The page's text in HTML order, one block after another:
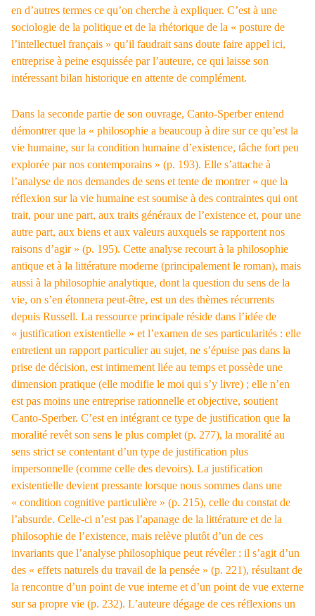
en d’autres termes ce qu’on cherche à expliquer. C’est à une
sociologie de la politique et de la rhétorique de la « posture de
l’intellectuel français » qu’il faudrait sans doute faire appel ici,
entreprise à peine esquissée par l’auteure, ce qui laisse son
intéressant bilan historique en attente de complément.
Dans la seconde partie de son ouvrage, Canto-Sperber entend
démontrer que la « philosophie a beaucoup à dire sur ce qu’est la
vie humaine, sur la condition humaine d’existence, tâche fort peu
explorée par nos contemporains » (p. 193). Elle s’attache à
l’analyse de nos demandes de sens et tente de montrer « que la
réflexion sur la vie humaine est soumise à des contraintes qui ont
trait, pour une part, aux traits généraux de l’existence et, pour une
autre part, aux biens et aux valeurs auxquels se rapportent nos
raisons d’agir » (p. 195). Cette analyse recourt à la philosophie
antique et à la littérature moderne (principalement le roman), mais
aussi à la philosophie analytique, dont la question du sens de la
vie, on s’en étonnera peut-être, est un des thèmes récurrents
depuis Russell. La ressource principale réside dans l’idée de
« justification existentielle » et l’examen de ses particularités : elle
entretient un rapport particulier au sujet, ne s’épuise pas dans la
prise de décision, est intimement liée au temps et possède une
dimension pratique (elle modifie le moi qui s’y livre) ; elle n’en
est pas moins une entreprise rationnelle et objective, soutient
Canto-Sperber. C’est en intégrant ce type de justification que la
moralité revêt son sens le plus complet (p. 277), la moralité au
sens strict se contentant d’un type de justification plus
impersonnelle (comme celle des devoirs). La justification
existentielle devient pressante lorsque nous sommes dans une
« condition cognitive particulière » (p. 215), celle du constat de
l’absurde. Celle-ci n’est pas l’apanage de la littérature et de la
philosophie de l’existence, mais relève plutôt d’un de ces
invariants que l’analyse philosophique peut révéler : il s’agit d’un
des « effets naturels du travail de la pensée » (p. 221), résultant de
la rencontre d’un point de vue interne et d’un point de vue externe
sur sa propre vie (p. 232). L’auteure dégage de ces réflexions un